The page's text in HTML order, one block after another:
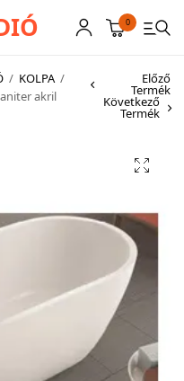
0
/ KOLPA /
akril
Előző
Termék
Következő
Termék